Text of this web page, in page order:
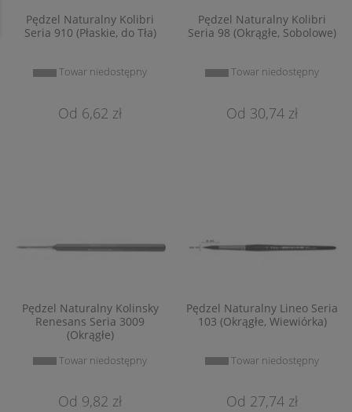
Pędzel Naturalny Kolibri
Seria 910 (Płaskie, do Tła)
Towar niedostępny
6,62 zł
Pędzel Naturalny Kolibri
Seria 98 (Okrągłe, Sobolowe)
Towar niedostępny
30,74 zł
Pędzel Naturalny Kolinsky
Renesans Seria 3009
(Okrągłe)
Towar niedostępny
9,82 zł
Pędzel Naturalny Lineo Seria
103 (Okrągłe, Wiewiórka)
Towar niedostępny
27,74 zł